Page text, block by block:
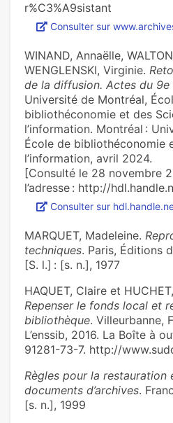
r%C3%A9sistant
Consulter sur
WINAND, Annaëlle,
WENGLENSKI, Virginie.
de la diffusion. Actes du 9e
Université de Montréal,
bibliothéconomie et des
l’information. Montréal :
École de bibliothéconomie
l’information, avril 2024.
[Consulté le 28 novembre
l’adresse : http://
Consulter sur
MARQUET, Madeleine.
techniques. Paris, Éditions
[S. l.] : [s. n.], 1977
HAQUET, Claire et
Repenser le fonds local et
bibliothèque. Villeurbanne,
L’enssib, 2016. La Boîte à
91281-73-7. http://
Règles pour la restauration
documents d’archives.
[s. n.], 1999